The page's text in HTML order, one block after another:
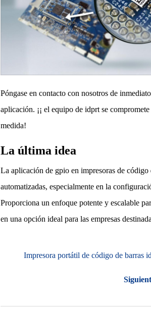
Póngase en contacto con nosotros de
aplicación. ¡¡ el equipo de idprt se
medida!
La última idea
La aplicación de gpio en impresoras de
automatizadas, especialmente en la
Proporciona un enfoque potente y escalable
en una opción ideal para las empresas
Impresora portátil de código de barras